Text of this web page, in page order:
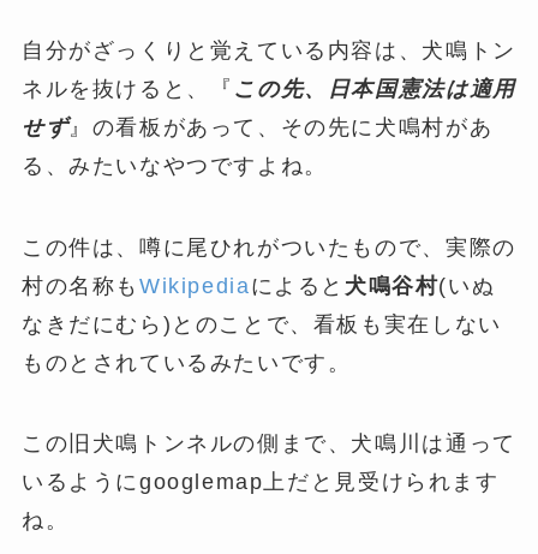
自分がざっくりと覚えている内容は、犬鳴トン
ネルを抜けると、『 この先、日本国憲法は適用
せず』の看板があって、その先に犬鳴村があ
る、みたいなやつですよね。
この件は、噂に尾ひれがついたもので、実際の
村の名称も Wikipedia によると 犬鳴谷村(いぬ
なきだにむら)とのことで、看板も実在しない
ものとされているみたいです。
この旧犬鳴トンネルの側まで、犬鳴川は通って
いるようにgooglemap上だと見受けられます
ね。